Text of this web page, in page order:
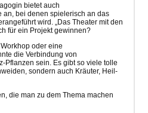
bietet auch
an, bei denen spielerisch an das
wird. „Das Theater mit den
für ein Projekt gewinnen?
oder eine
die Verbindung von
Pflanzen sein. Es gibt so viele tolle
sondern auch Kräuter, Heil-
die man zu dem Thema machen